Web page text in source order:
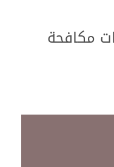
مكافحة